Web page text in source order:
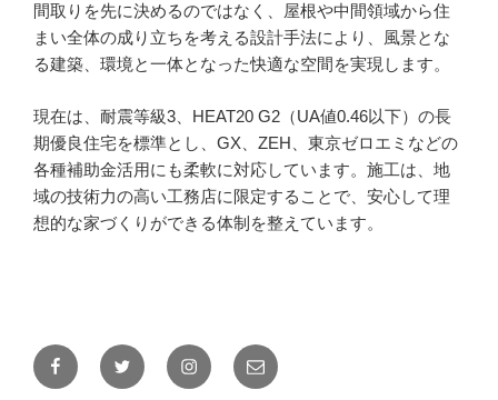
間取りを先に決めるのではなく、屋根や中間領域から住
まい全体の成り立ちを考える設計手法により、風景とな
る建築、環境と一体となった快適な空間を実現します。
現在は、耐震等級3、HEAT20 G2（UA値0.46以下）の長
期優良住宅を標準とし、GX、ZEH、東京ゼロエミなどの
各種補助金活用にも柔軟に対応しています。施工は、地
域の技術力の高い工務店に限定することで、安心して理
想的な家づくりができる体制を整えています。
FacebookTwitter Instagramメ
ー